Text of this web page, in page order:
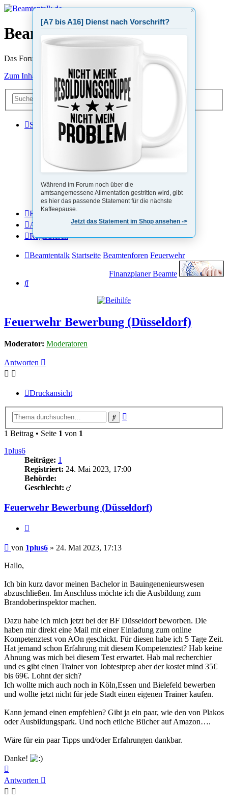
X
[A7 bis A16] Dienst nach Vorschrift?
Während im Forum noch über die
amtsangemessene Alimentation gestritten wird, gibt
es hier das passende Statement für die nächste
Kaffeepause.
Jetzt das Statement im Shop ansehen ->
Beamtentalk.de
Das Forum von Beamten für Beamte
Zum Inhalt
SucheErweiterte
Suche
Schnellzugriff
Unbeantwortete Themen
Impressum
Beihilfe-App
FAQ
Anmelden
Registrieren
Beamtentalk Startseite Beamtenforen Feuerwehr
Finanzplaner Beamte
Suche
Feuerwehr Bewerbung (Düsseldorf)
Moderator: Moderatoren
Antworten
Druckansicht
Suche
1 Beitrag • Seite 1 von 1
1plus6
Beiträge: 1
Registriert: 24. Mai 2023, 17:00
Behörde:
Geschlecht:
Feuerwehr Bewerbung (Düsseldorf)
Beitrag
von 1plus6 » 24. Mai 2023, 17:13
Hallo,
Ich bin kurz davor meinen Bachelor in Bauingenenieurswesen
abzuschließen. Im Anschluss möchte ich die Ausbildung zum
Brandoberinspektor machen.
Dazu habe ich mich jetzt bei der BF Düsseldorf beworben. Die
haben mir direkt eine Mail mit einer Einladung zum online
Kompetenztest von AOn geschickt. Für diesen habe ich 5 Tage Zeit.
Hat jemand schon Erfahrung mit diesem Kompetenztest? Hab keine
Ahnung was mich bei diesem Test erwartet. Hab mal recherchier
und es gibt einen Trainer von Jobtestprep aber der kostet mind 35€
bis 69€. Lohnt der sich?
Ich wollte mich auch noch in Köln,Essen und Bielefeld bewerben
und wollte jetzt nicht für jede Stadt einen eigenen Trainer kaufen.
Kann jemand einen empfehlen? Gibt ja ein paar, wie den von Plakos
oder Ausbildungspark. Und noch etliche Bücher auf Amazon….
Wäre für ein paar Tipps und/oder Erfahrungen dankbar.
Danke!
oben
Antworten